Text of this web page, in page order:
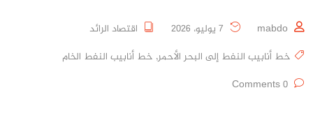
mabdo
اقتصاد الرائد
خط أنابيب النفط إلى البحر الأحمر, خط أنابيب النفط الخام